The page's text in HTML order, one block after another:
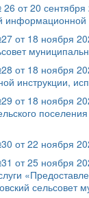
от 20
от 18 ноября
от 18 ноября
инструкции,
от 18 ноября
от 22 ноября
от 25 ноября
сельсовет